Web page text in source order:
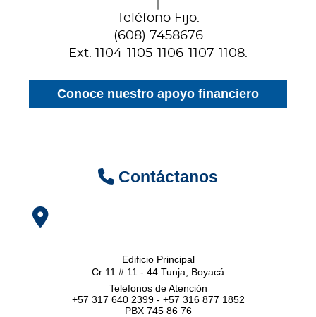
Teléfono Fijo:
(608) 7458676
Ext. 1104-1105-1106-1107-1108.
Conoce nuestro apoyo financiero
Contáctanos
Edificio Principal
Cr 11 # 11 - 44 Tunja, Boyacá
Telefonos de Atención
+57 317 640 2399 - +57 316 877 1852
PBX 745 86 76